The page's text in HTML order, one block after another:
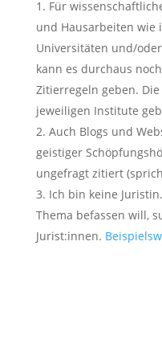
Für
und Hausarbeiten wie
Universitäten und/
kann es durchaus
Zitierregeln geben.
jeweiligen Institute
Auch Blogs und
geistiger
ungefragt zitiert
Ich bin keine
Thema befassen will,
Jurist:innen.